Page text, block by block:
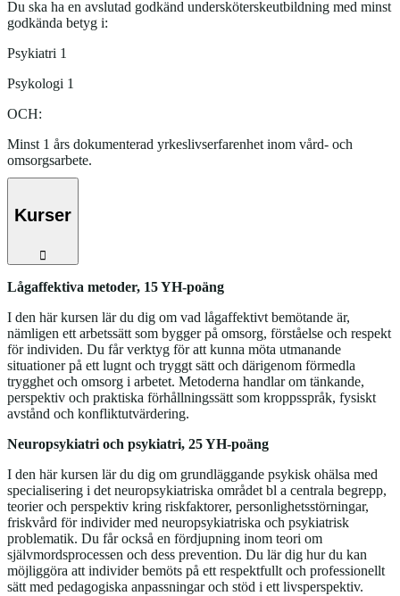
Du ska ha en avslutad godkänd undersköterskeutbildning med minst
godkända betyg i:
Psykiatri 1
Psykologi 1
OCH:
Minst 1 års dokumenterad yrkeslivserfarenhet inom vård- och
omsorgsarbete.
Kurser
Lågaffektiva metoder, 15 YH-poäng
I den här kursen lär du dig om vad lågaffektivt bemötande är,
nämligen ett arbetssätt som bygger på omsorg, förståelse och respekt
för individen. Du får verktyg för att kunna möta utmanande
situationer på ett lugnt och tryggt sätt och därigenom förmedla
trygghet och omsorg i arbetet. Metoderna handlar om tänkande,
perspektiv och praktiska förhållningssätt som kroppsspråk, fysiskt
avstånd och konfliktutvärdering.
Neuropsykiatri och psykiatri, 25 YH-poäng
I den här kursen lär du dig om grundläggande psykisk ohälsa med
specialisering i det neuropsykiatriska området bl a centrala begrepp,
teorier och perspektiv kring riskfaktorer, personlighetsstörningar,
friskvård för individer med neuropsykiatriska och psykiatrisk
problematik. Du får också en fördjupning inom teori om
självmordsprocessen och dess prevention. Du lär dig hur du kan
möjliggöra att individer bemöts på ett respektfullt och professionellt
sätt med pedagogiska anpassningar och stöd i ett livsperspektiv.